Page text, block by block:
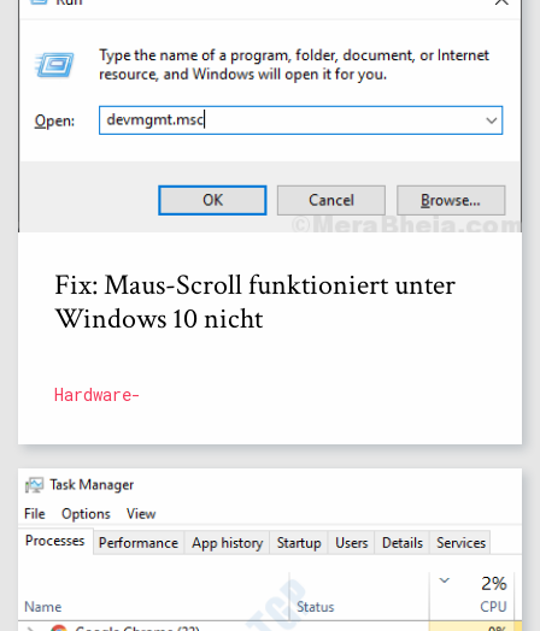
Fix: Maus-Scroll funktioniert unter
Windows 10 nicht
Hardware-